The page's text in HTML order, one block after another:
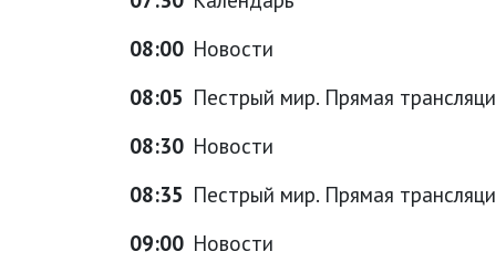
08:00 Новости
08:05 Пестрый мир. Прямая
08:30 Новости
08:35 Пестрый мир. Прямая
09:00 Новости